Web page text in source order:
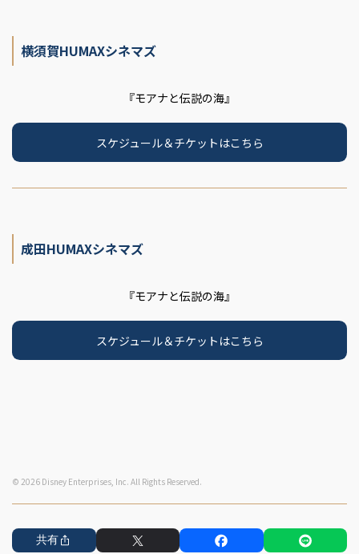
横須賀HUMAXシネマズ
『モアナと伝説の海』
スケジュール＆チケットはこちら
成田HUMAXシネマズ
『モアナと伝説の海』
スケジュール＆チケットはこちら
© 2026 Disney Enterprises, Inc. All Rights Reserved.
共有